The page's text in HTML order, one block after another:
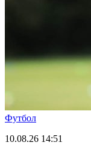
Футбол
10.08.26 14:51